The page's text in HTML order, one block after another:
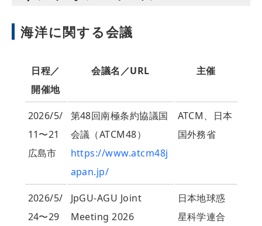
海洋に関する会議
日程／
開催地
会議名／URL 主催
2026/5/
11〜21
広島市
第48回南極条約協議国
会議（ATCM48）
https://www.atcm48j
apan.jp/
ATCM、日本
国外務省
2026/5/
24〜29
JpGU-AGU Joint
Meeting 2026
日本地球惑
星科学連合